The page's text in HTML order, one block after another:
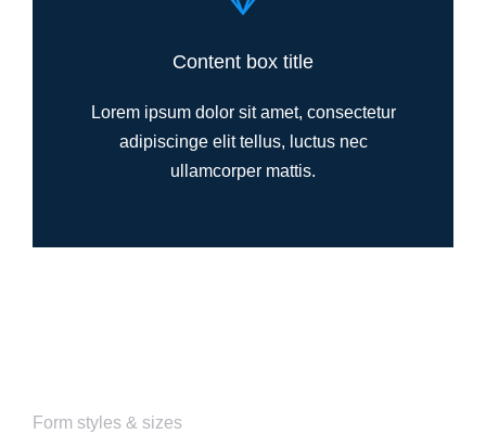
Content box title
Lorem ipsum dolor sit amet, consectetur
adipiscinge elit tellus, luctus nec
ullamcorper mattis.
Form styles & sizes